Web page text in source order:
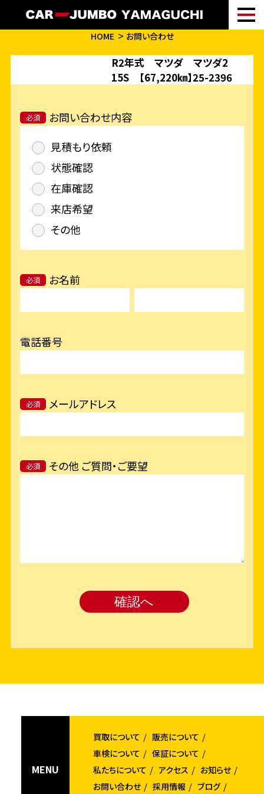
HOME お問い合わせ
R2年式 マツダ マツダ2
15S 【67,220㎞】25-2396
必須
お問い合わせ内容
見積もり依頼
状態確認
在庫確認
来店希望
その他
必須 お名前
電話番号
必須 メールアドレス
必須 その他 ご質問・ご要望
MENU
買取について
販売について
車検について
保証について
私たちについて
アクセス
お知らせ
お問い合わせ
採用情報 ブログ